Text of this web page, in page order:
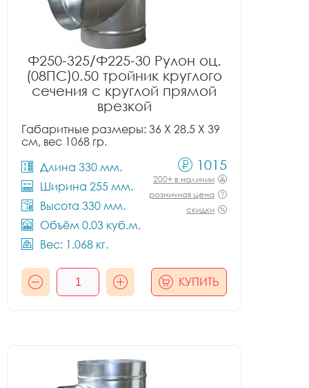
Ф250-325/Ф225-30 Рулон оц.
(08ПС)0.50 тройник круглого
сечения с круглой прямой
врезкой
Габаритные размеры: 36 X 28.5 X 39
см, вес 1068 гр.
Длина 330 мм.
Ширина 255 мм.
Высота 330 мм.
Объём 0.03 куб.м.
Вес: 1.068 кг.
1015
200+ в наличии
розничная цена
скидки
КУПИТЬ